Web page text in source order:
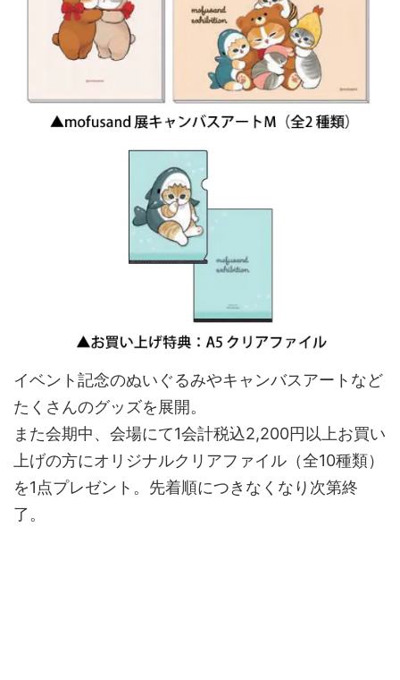
イベント記念のぬいぐるみやキャンバスアートなど
たくさんのグッズを展開。
また会期中、会場にて1会計税込2,200円以上お買い
上げの方にオリジナルクリアファイル（全10種類）
を1点プレゼント。先着順につきなくなり次第終
了。